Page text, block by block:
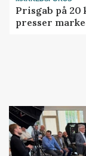
Prisgab på
presser